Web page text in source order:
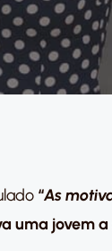
“As
uma jovem